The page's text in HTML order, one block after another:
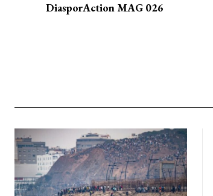
Quelques articles
Annonces
Tous les articles
Le magazine
DiasporAction MAG 026